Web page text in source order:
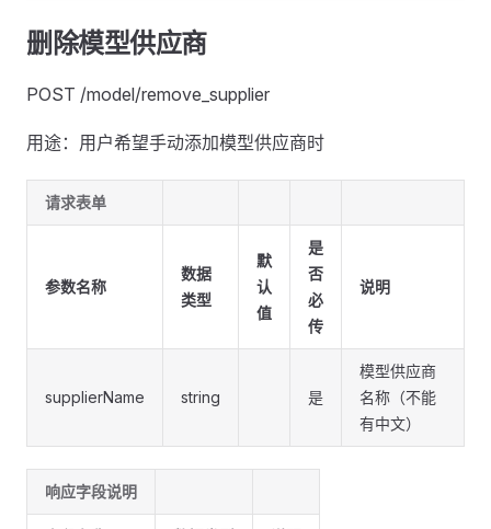
删除模型供应商
POST /model/remove_supplier
用途：用户希望手动添加模型供应商时
请求表单
参数名称
数据
类型
默
认
值
是
否
必
传
说明
supplierName string 是
模型供应商
名称（不能
有中文）
响应字段说明